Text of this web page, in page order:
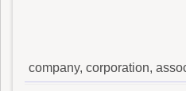
company, corporation,